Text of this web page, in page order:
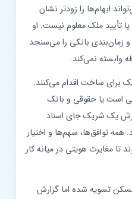
ابهام‌ها را زودتر نشان
ملک معلوم نیست. او
بانکی را می‌سنجد
نمی‌کند.
ساخت اقدام می‌کنند.
یا حقوقی و بانک
یک شریک جای اسناد
توافق‌ها، سهم‌ها و اختیار
هویتی در میانه کار
تسویه شده اما گزارش